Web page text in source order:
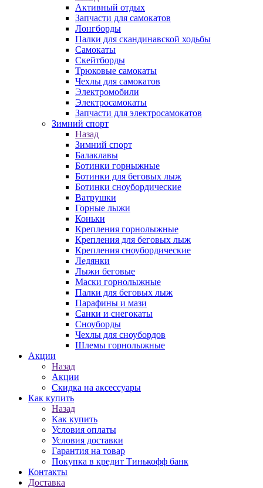
Активный отдых
Запчасти для самокатов
Лонгборды
Палки для скандинавской ходьбы
Самокаты
Скейтборды
Трюковые самокаты
Чехлы для самокатов
Электромобили
Электросамокаты
Запчасти для электросамокатов
Зимний спорт
Назад
Зимний спорт
Балаклавы
Ботинки горныжные
Ботинки для беговых лыж
Ботинки сноубордические
Ватрушки
Горные лыжи
Коньки
Крепления горнолыжные
Крепления для беговых лыж
Крепления сноубордические
Ледянки
Лыжи беговые
Маски горнолыжные
Палки для беговых лыж
Парафины и мази
Санки и снегокаты
Сноуборды
Чехлы для сноубордов
Шлемы горнолыжные
Акции
Назад
Акции
Скидка на аксессуары
Как купить
Назад
Как купить
Условия оплаты
Условия доставки
Гарантия на товар
Покупка в кредит Тинькофф банк
Контакты
Доставка